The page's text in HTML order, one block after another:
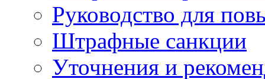
Руководство для
Штрафные санкции
Уточнения и